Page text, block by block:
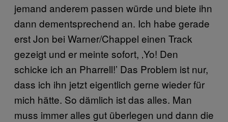
jemand anderem passen würde und biete ihn
dann dementsprechend an. Ich habe gerade
erst Jon bei Warner/Chappel einen Track
gezeigt und er meinte sofort, ‚Yo! Den
schicke ich an Pharrell!’ Das Problem ist nur,
dass ich ihn jetzt eigentlich gerne wieder für
mich hätte. So dämlich ist das alles. Man
muss immer alles gut überlegen und dann die